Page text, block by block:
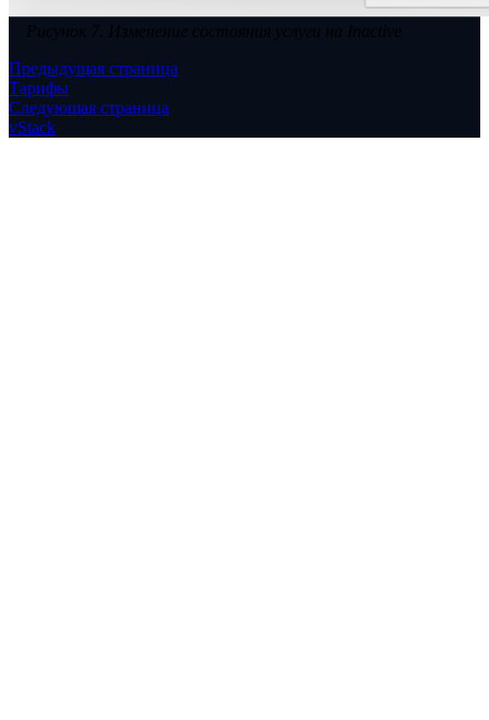
Рисунок 7. Изменение состояния услуги на Inactive
Предыдущая страница
Тарифы
Следующая страница
vStack